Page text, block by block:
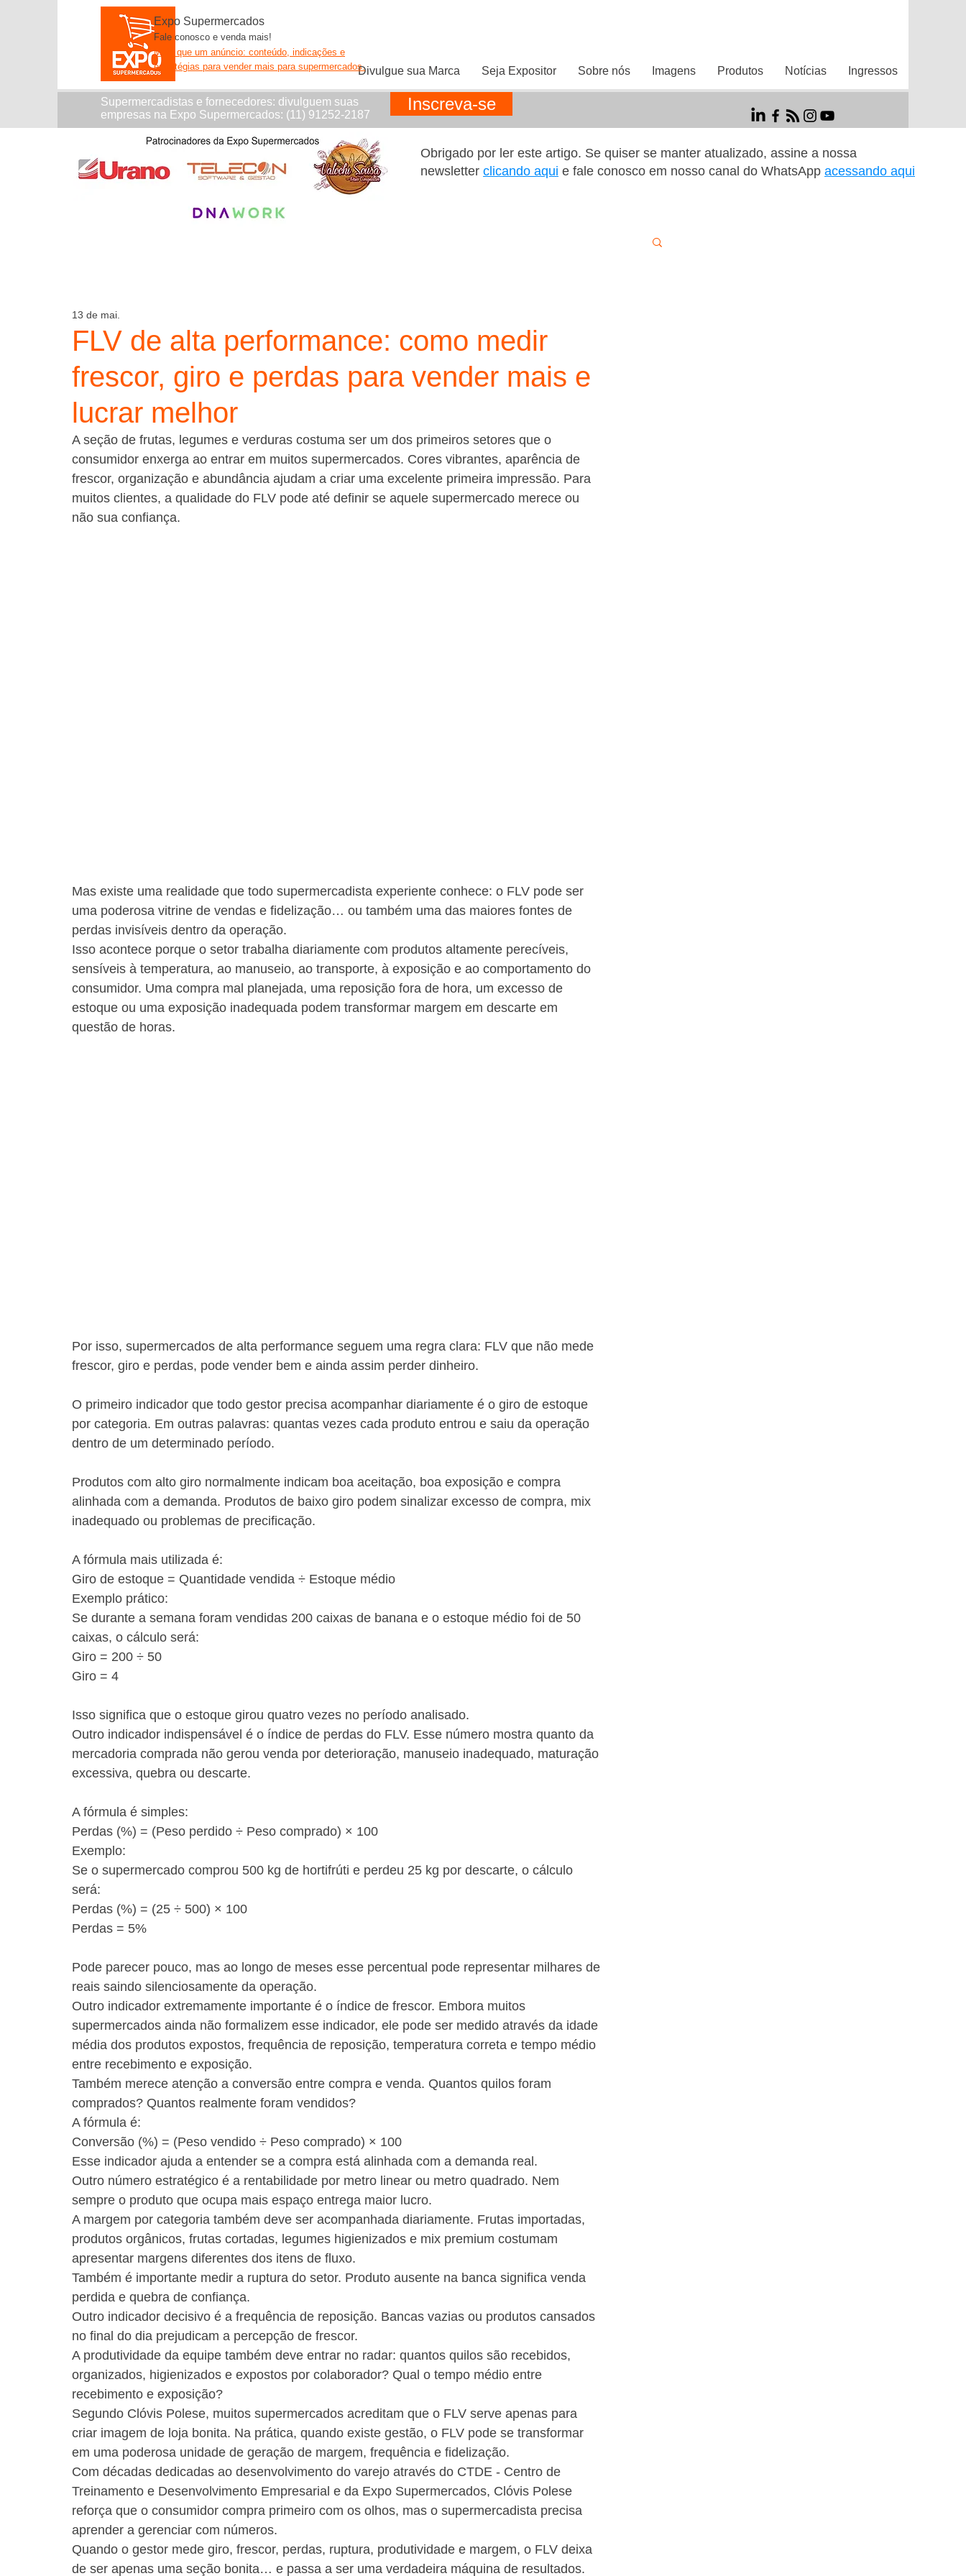
Divulgue sua Marca Seja Expositor Sobre nós Imagens Produtos Notícias Ingressos
Expo Supermercados
Fale conosco e venda mais!
Mais que um anúncio: conteúdo, indicações e
estratégias para vender mais para supermercados.
Supermercadistas e fornecedores: divulguem suas
empresas na Expo Supermercados: (11) 91252-2187
Inscreva-se
Obrigado por ler este artigo. Se quiser se manter atualizado, assine a nossa
newsletter clicando aqui e fale conosco em nosso canal do WhatsApp acessando aqui
FLV de alta performance: como medir
frescor, giro e perdas para vender mais e
lucrar melhor
13 de mai.
A seção de frutas, legumes e verduras costuma ser um dos primeiros setores que o
consumidor enxerga ao entrar em muitos supermercados. Cores vibrantes, aparência de
frescor, organização e abundância ajudam a criar uma excelente primeira impressão. Para
muitos clientes, a qualidade do FLV pode até definir se aquele supermercado merece ou
não sua confiança.
Mas existe uma realidade que todo supermercadista experiente conhece: o FLV pode ser
uma poderosa vitrine de vendas e fidelização… ou também uma das maiores fontes de
perdas invisíveis dentro da operação.
Isso acontece porque o setor trabalha diariamente com produtos altamente perecíveis,
sensíveis à temperatura, ao manuseio, ao transporte, à exposição e ao comportamento do
consumidor. Uma compra mal planejada, uma reposição fora de hora, um excesso de
estoque ou uma exposição inadequada podem transformar margem em descarte em
questão de horas.
Por isso, supermercados de alta performance seguem uma regra clara: FLV que não mede
frescor, giro e perdas, pode vender bem e ainda assim perder dinheiro.
O primeiro indicador que todo gestor precisa acompanhar diariamente é o giro de estoque
por categoria. Em outras palavras: quantas vezes cada produto entrou e saiu da operação
dentro de um determinado período.
Produtos com alto giro normalmente indicam boa aceitação, boa exposição e compra
alinhada com a demanda. Produtos de baixo giro podem sinalizar excesso de compra, mix
inadequado ou problemas de precificação.
A fórmula mais utilizada é:
Giro de estoque = Quantidade vendida ÷ Estoque médio
Exemplo prático:
Se durante a semana foram vendidas 200 caixas de banana e o estoque médio foi de 50
caixas, o cálculo será:
Giro = 200 ÷ 50
Giro = 4
Isso significa que o estoque girou quatro vezes no período analisado.
Outro indicador indispensável é o índice de perdas do FLV. Esse número mostra quanto da
mercadoria comprada não gerou venda por deterioração, manuseio inadequado, maturação
excessiva, quebra ou descarte.
A fórmula é simples:
Perdas (%) = (Peso perdido ÷ Peso comprado) × 100
Exemplo:
Se o supermercado comprou 500 kg de hortifrúti e perdeu 25 kg por descarte, o cálculo
será:
Perdas (%) = (25 ÷ 500) × 100
Perdas = 5%
Pode parecer pouco, mas ao longo de meses esse percentual pode representar milhares de
reais saindo silenciosamente da operação.
Outro indicador extremamente importante é o índice de frescor. Embora muitos
supermercados ainda não formalizem esse indicador, ele pode ser medido através da idade
média dos produtos expostos, frequência de reposição, temperatura correta e tempo médio
entre recebimento e exposição.
Também merece atenção a conversão entre compra e venda. Quantos quilos foram
comprados? Quantos realmente foram vendidos?
A fórmula é:
Conversão (%) = (Peso vendido ÷ Peso comprado) × 100
Esse indicador ajuda a entender se a compra está alinhada com a demanda real.
Outro número estratégico é a rentabilidade por metro linear ou metro quadrado. Nem
sempre o produto que ocupa mais espaço entrega maior lucro.
A margem por categoria também deve ser acompanhada diariamente. Frutas importadas,
produtos orgânicos, frutas cortadas, legumes higienizados e mix premium costumam
apresentar margens diferentes dos itens de fluxo.
Também é importante medir a ruptura do setor. Produto ausente na banca significa venda
perdida e quebra de confiança.
Outro indicador decisivo é a frequência de reposição. Bancas vazias ou produtos cansados
no final do dia prejudicam a percepção de frescor.
A produtividade da equipe também deve entrar no radar: quantos quilos são recebidos,
organizados, higienizados e expostos por colaborador? Qual o tempo médio entre
recebimento e exposição?
Segundo Clóvis Polese, muitos supermercados acreditam que o FLV serve apenas para
criar imagem de loja bonita. Na prática, quando existe gestão, o FLV pode se transformar
em uma poderosa unidade de geração de margem, frequência e fidelização.
Com décadas dedicadas ao desenvolvimento do varejo através do CTDE - Centro de
Treinamento e Desenvolvimento Empresarial e da Expo Supermercados, Clóvis Polese
reforça que o consumidor compra primeiro com os olhos, mas o supermercadista precisa
aprender a gerenciar com números.
Quando o gestor mede giro, frescor, perdas, ruptura, produtividade e margem, o FLV deixa
de ser apenas uma seção bonita… e passa a ser uma verdadeira máquina de resultados.